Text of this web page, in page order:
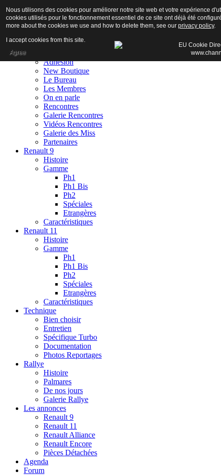
Accueil
Club
Adhésion
New Boutique
Le Bureau
Les Membres
On en parle
Rencontres
Galerie Rencontres
Vidéos Rencontres
Galerie des Miss
Partenaires
Renault 9
Histoire
Gamme
Ph1
Ph1 Bis
Ph2
Spéciales
Etrangères
Caractéristiques
Renault 11
Histoire
Gamme
Ph1
Ph1 Bis
Ph2
Spéciales
Etrangères
Caractéristiques
Technique
Bien choisir
Entretien
Spécifique Turbo
Documentation
Photos Reportages
Rallye
Histoire
Palmares
De nos jours
Galerie Rallye
Les annonces
Renault 9
Renault 11
Renault Alliance
Renault Encore
Pièces Détachées
Agenda
Forum
Nous utilisons des cookies pour améliorer notre site web et votre expérience
cookies utilisés pour le fonctionnement essentiel de ce site ont déjà été
more about the cookies we use and how to delete them, see our privacy policy.
I accept cookies from this site.
Agree